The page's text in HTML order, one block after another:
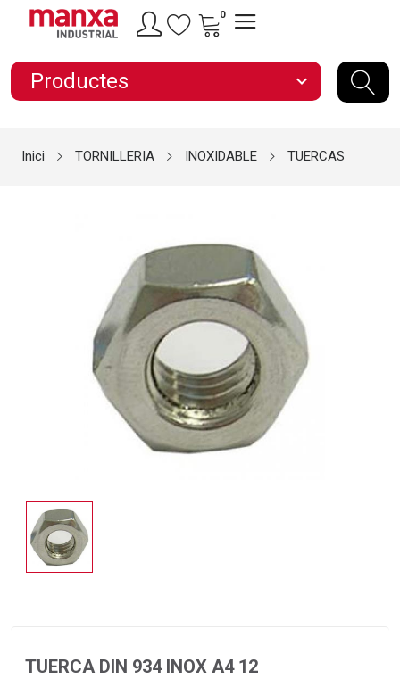
0
Productes expand_more
Inici TORNILLERIA INOXIDABLE TUERCAS
TUERCA DIN 934 INOX A4 12